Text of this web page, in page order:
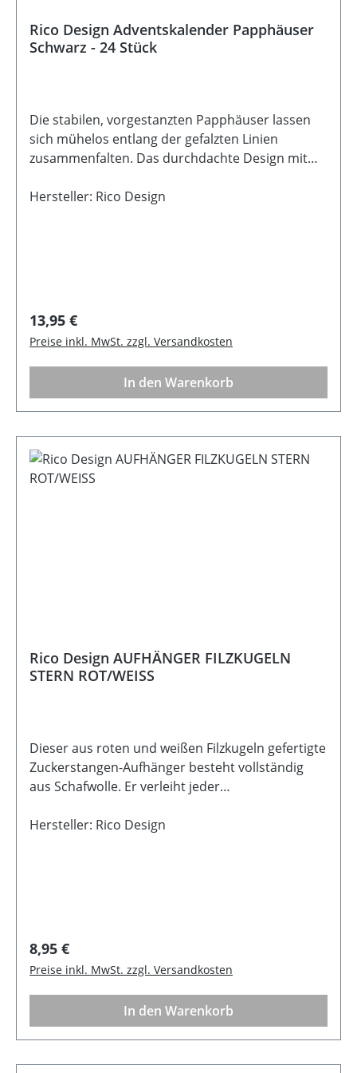
Rico Design Adventskalender Papphäuser
Schwarz - 24 Stück
Die stabilen, vorgestanzten Papphäuser lassen
sich mühelos entlang der gefalzten Linien
zusammenfalten. Das durchdachte Design mit
und wiederholtes Öffnen und Schließen. Ein
perfekt als dekorative Elemente oder als kreativer
Adventskalender. Vielseitig einsetzbar für DIY-
Projekte oder saisonale
Dekorationen. Beschreibung Papphäuser zum
Aufstellen oder AufhängenMaße: 7 x 5 x 5
cm Inhalt: 24 Stück & FadenMaterial:
Hersteller: Rico Design
Regulärer Preis:
13,95 €
Preise inkl. MwSt. zzgl. Versandkosten
In den Warenkorb
Rico Design AUFHÄNGER FILZKUGELN
STERN ROT/WEISS
Dieser aus roten und weißen Filzkugeln gefertigte
Zuckerstangen-Aufhänger besteht vollständig
aus Schafwolle. Er verleiht jeder
ansprechende Note. BeschreibungPerfekt zum
Hersteller: Rico Design
Regulärer Preis:
8,95 €
Preise inkl. MwSt. zzgl. Versandkosten
In den Warenkorb